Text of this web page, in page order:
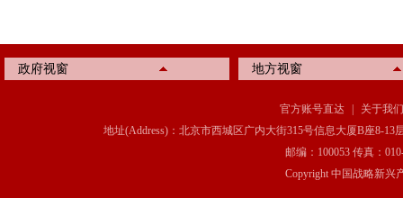
政府视窗 地方视窗
官方账号直达
关于我们
地址(Address)：北京市西城区广内大街315号信息大厦B座8-13
邮编：100053 传真：
Copyright 中国战略新兴